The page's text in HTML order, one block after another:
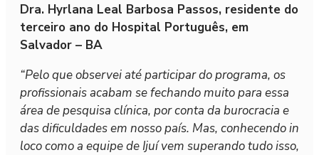
Dra. Hyrlana Leal Barbosa Passos, residente do
terceiro ano do Hospital Português, em
Salvador – BA
“Pelo que observei até participar do programa, os
profissionais acabam se fechando muito para essa
área de pesquisa clínica, por conta da burocracia e
das dificuldades em nosso país. Mas, conhecendo in
loco como a equipe de Ijuí vem superando tudo isso,